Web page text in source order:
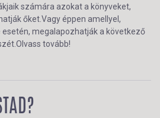
számára azokat a könyveket,
őket.Vagy éppen amellyel,
megalapozhatják a következő
tovább!